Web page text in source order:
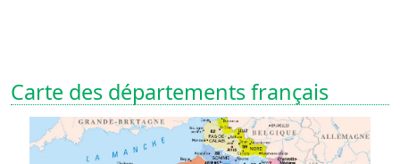
Carte des départements français